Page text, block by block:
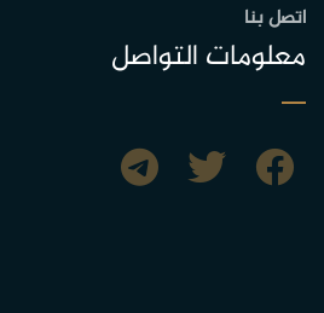
اتصل بنا
معلومات التواصل